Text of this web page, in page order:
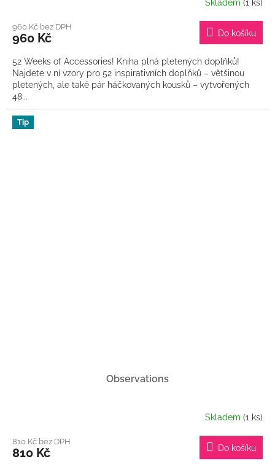
Skladem (1 ks)
960 Kč bez DPH
960 Kč Do košíku
52 Weeks of Accessories! Kniha plná pletených doplňků!
Najdete v ní vzory pro 52 inspirativních doplňků – většinou
pletených, ale také pár háčkovaných kousků – vytvořených
48...
Tip
Observations
Skladem (1 ks)
810 Kč bez DPH
810 Kč Do košíku